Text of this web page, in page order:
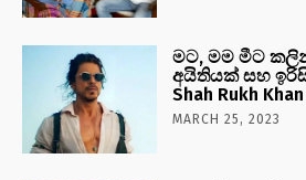
මට, මම මීට
අයිතියක් සහ
Shah Rukh Khan
MARCH 25, 2023